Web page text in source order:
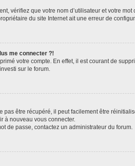
vérifiez que votre nom d’utilisateur et votre
du site Internet ait une erreur de
me connecter ?!
votre compte. En effet, il est courant de
sur le forum.
pas être récupéré, il peut facilement être
à nouveau vous connecter.
de passe, contactez un administrateur du forum.